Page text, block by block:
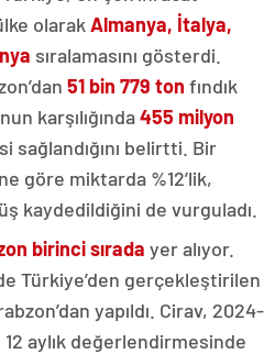
olarak Almanya, İtalya,
sıralamasını gösterdi.
51 bin 779 ton fındık
karşılığında455 milyon
sağlandığını belirtti. Bir
göre miktarda %12’lik,
kaydedildiğini de vurguladı.
birinci sırada yer alıyor.
Türkiye’den gerçekleştirilen
yapıldı. Cirav, 2024-
aylık değerlendirmesinde